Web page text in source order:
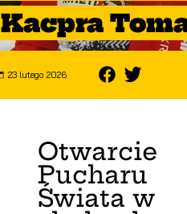
Kacpra
23 lutego 2026
Otwarcie
Pucharu
Świata w